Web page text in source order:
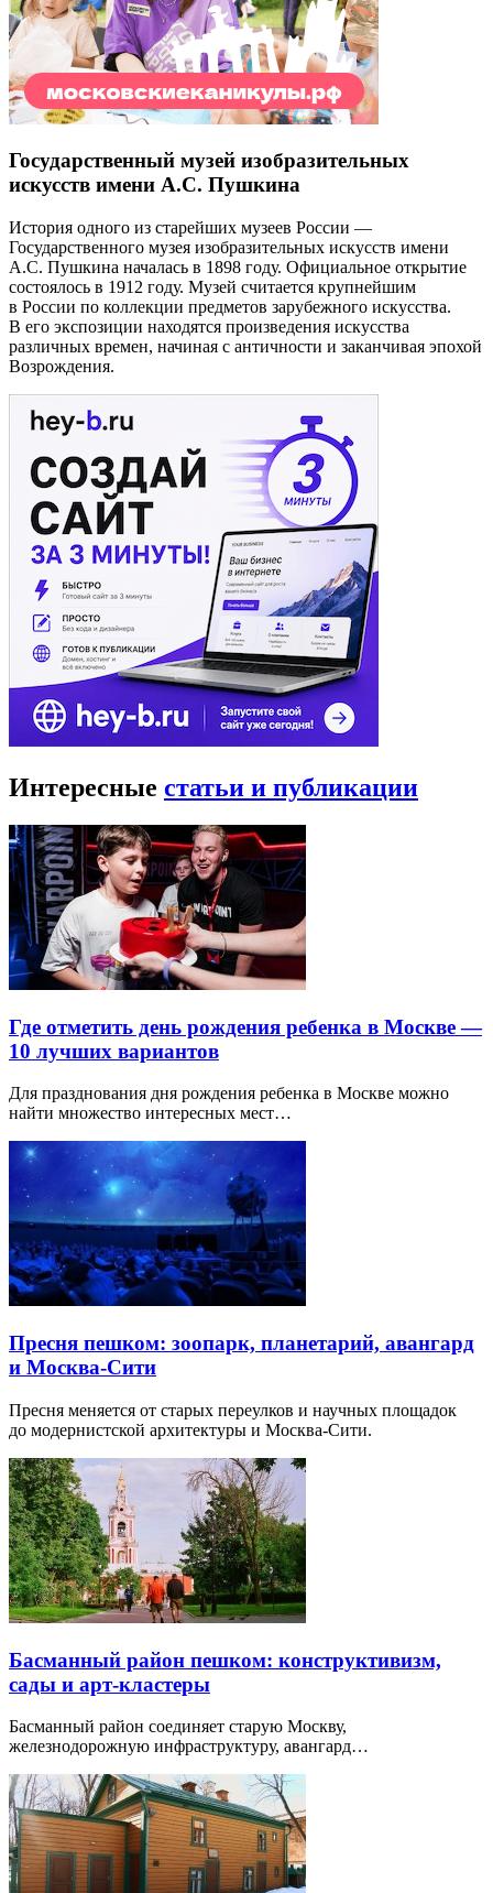
Государственный музей изобразительных
искусств имени А.С. Пушкина
История одного из старейших музеев России —
Государственного музея изобразительных искусств имени
А.С. Пушкина началась в 1898 году. Официальное открытие
состоялось в 1912 году. Музей считается крупнейшим
в России по коллекции предметов зарубежного искусства.
В его экспозиции находятся произведения искусства
различных времен, начиная с античности и заканчивая эпохой
Возрождения.
Интересные статьи и публикации
Где отметить день рождения ребенка в Москве —
10 лучших вариантов
Для празднования дня рождения ребенка в Москве можно
найти множество интересных мест…
Пресня пешком: зоопарк, планетарий, авангард
и Москва-Сити
Пресня меняется от старых переулков и научных площадок
до модернистской архитектуры и Москва-Сити.
Басманный район пешком: конструктивизм,
сады и арт-кластеры
Басманный район соединяет старую Москву,
железнодорожную инфраструктуру, авангард…